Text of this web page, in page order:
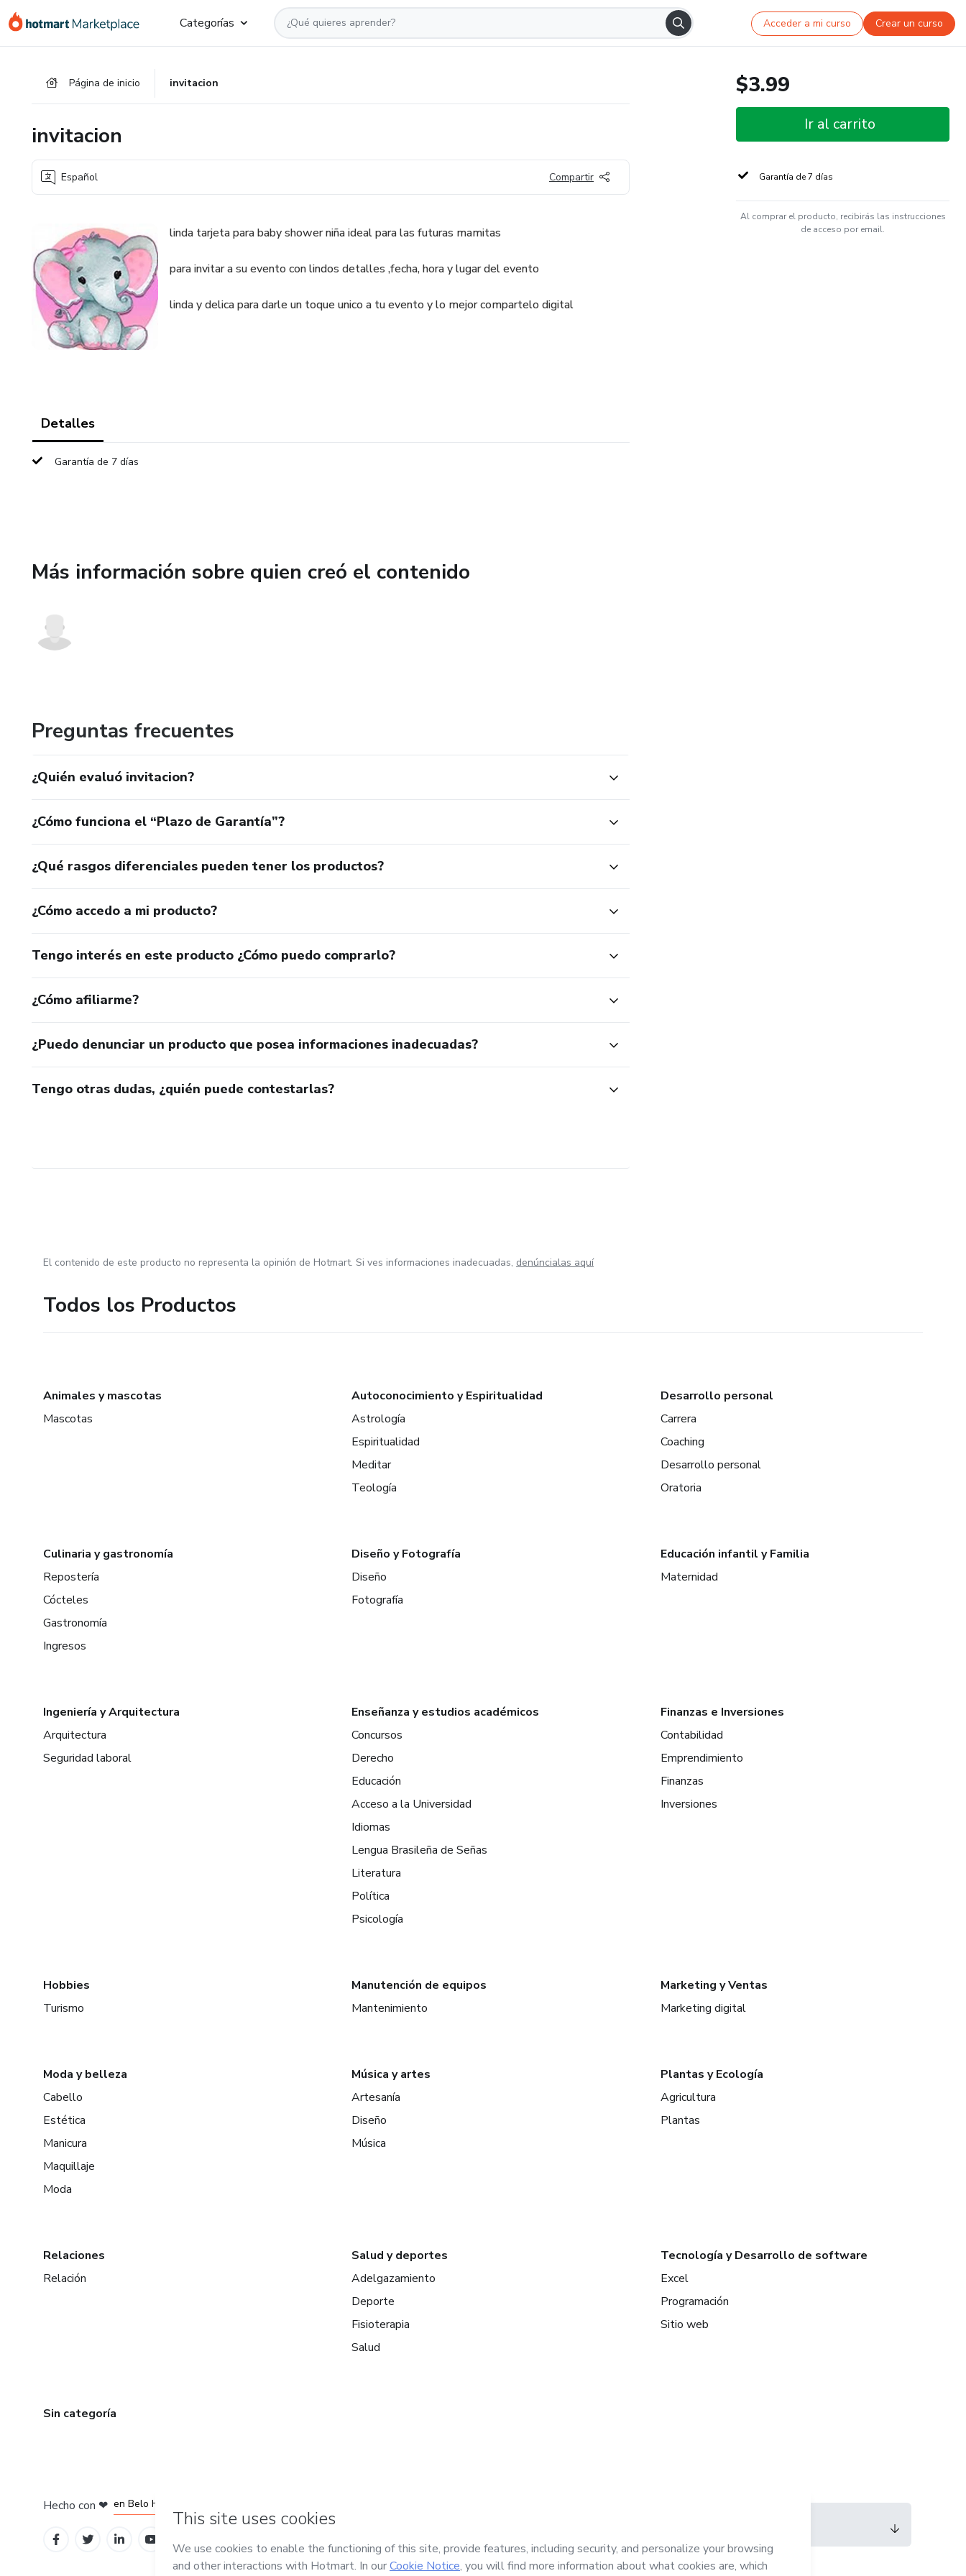
Categorías Acceder a mi curso Crear un curso
Página de inicio invitacion
invitacion
Español Compartir
linda tarjeta para baby shower niña ideal para las futuras mamitas
para invitar a su evento con lindos detalles ,fecha, hora y lugar del evento
linda y delica para darle un toque unico a tu evento y lo mejor compartelo digital
Detalles
Garantía de 7 días
Más información sobre quien creó el contenido
Preguntas frecuentes
¿Quién evaluó invitacion?
¿Cómo funciona el “Plazo de Garantía”?
¿Qué rasgos diferenciales pueden tener los productos?
¿Cómo accedo a mi producto?
Tengo interés en este producto ¿Cómo puedo comprarlo?
¿Cómo afiliarme?
¿Puedo denunciar un producto que posea informaciones inadecuadas?
Tengo otras dudas, ¿quién puede contestarlas?
$3.99
Ir al carrito
Garantía de 7 días
Al comprar el producto, recibirás las instrucciones
de acceso por email.
El contenido de este producto no representa la opinión de Hotmart. Si ves informaciones inadecuadas, denúncialas aquí
Todos los Productos
Animales y mascotas
Mascotas
Autoconocimiento y Espiritualidad
Astrología
Espiritualidad
Meditar
Teología
Desarrollo personal
Carrera
Coaching
Desarrollo personal
Oratoria
Culinaria y gastronomía
Repostería
Cócteles
Gastronomía
Ingresos
Diseño y Fotografía
Diseño
Fotografía
Educación infantil y Familia
Maternidad
Ingeniería y Arquitectura
Arquitectura
Seguridad laboral
Enseñanza y estudios académicos
Concursos
Derecho
Educación
Acceso a la Universidad
Idiomas
Lengua Brasileña de Señas
Literatura
Política
Psicología
Finanzas e Inversiones
Contabilidad
Emprendimiento
Finanzas
Inversiones
Hobbies
Turismo
Manutención de equipos
Mantenimiento
Marketing y Ventas
Marketing digital
Moda y belleza
Cabello
Estética
Manicura
Maquillaje
Moda
Música y artes
Artesanía
Diseño
Música
Plantas y Ecología
Agricultura
Plantas
Relaciones
Relación
Salud y deportes
Adelgazamiento
Deporte
Fisioterapia
Salud
Tecnología y Desarrollo de software
Excel
Programación
Sitio web
Sin categoría
Hecho con ❤ en Belo Horizonte